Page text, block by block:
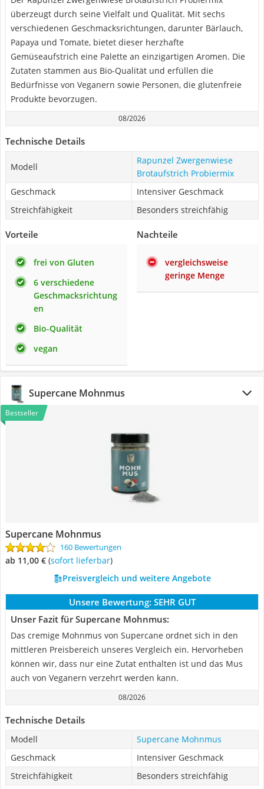
überzeugt durch seine Vielfalt und Qualität. Mit sechs
verschiedenen Geschmacksrichtungen, darunter Bärlauch,
Papaya und Tomate, bietet dieser herzhafte
Gemüseaufstrich eine Palette an einzigartigen Aromen. Die
Zutaten stammen aus Bio-Qualität und erfüllen die
Bedürfnisse von Veganern sowie Personen, die glutenfreie
Produkte bevorzugen.
08/2026
Technische Details
Modell
Rapunzel Zwergenwiese
Brotaufstrich Probiermix
Geschmack
Intensiver Geschmack
Streichfähigkeit
Besonders streichfähig
Vorteile
frei von Gluten
6 verschiedene
Geschmacksrichtung
en
Bio-Qualität
vegan
Nachteile
vergleichsweise
geringe Menge
Supercane Mohnmus
Bestseller
Supercane Mohnmus
160 Bewertungen
ab 11,00 € ( Sofort lieferbar)
Preisvergleich und weitere Angebote
Unsere Bewertung: SEHR GUT
Unser Fazit für Supercane Mohnmus:
Das cremige Mohnmus von Supercane ordnet sich in den
mittleren Preisbereich unseres Vergleich ein. Hervorheben
können wir, dass nur eine Zutat enthalten ist und das Mus
auch von Veganern verzehrt werden kann.
08/2026
Technische Details
Modell
Supercane Mohnmus
Geschmack
Intensiver Geschmack
Streichfähigkeit
Besonders streichfähig